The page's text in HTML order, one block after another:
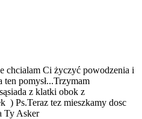
chcialam Ci życzyć powodzenia i
pomysł...Trzymam
z klatki obok z
) Ps.Teraz tez mieszkamy dosc
Ty Asker